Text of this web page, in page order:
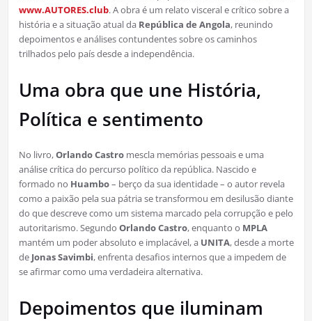
www.AUTORES.club. A obra é um relato visceral e crítico sobre a
história e a situação atual da República de Angola, reunindo
depoimentos e análises contundentes sobre os caminhos
trilhados pelo país desde a independência.
Uma obra que une História,
Política e sentimento
No livro,Orlando Castromescla memórias pessoais e uma
análise crítica do percurso político da república. Nascido e
formado no Huambo– berço da sua identidade – o autor revela
como a paixão pela sua pátria se transformou em desilusão diante
do que descreve como um sistema marcado pela corrupção e pelo
autoritarismo. Segundo Orlando Castro, enquanto o MPLA
mantém um poder absoluto e implacável, a UNITA, desde a morte
de Jonas Savimbi, enfrenta desafios internos que a impedem de
se afirmar como uma verdadeira alternativa.
Depoimentos que iluminam